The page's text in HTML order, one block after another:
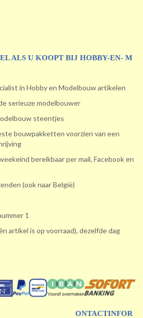
ALS U KOOPT BIJ HOBBY-EN- M
in Hobby en Modelbouw artikelen
serieuze modelbouwer
steentjes
bouwpakketten voorzien van een
bereikbaar per mail, Facebook en
(ook naar België)
1
artikel is op voorraad), dezelfde dag
ONTACTINFOR